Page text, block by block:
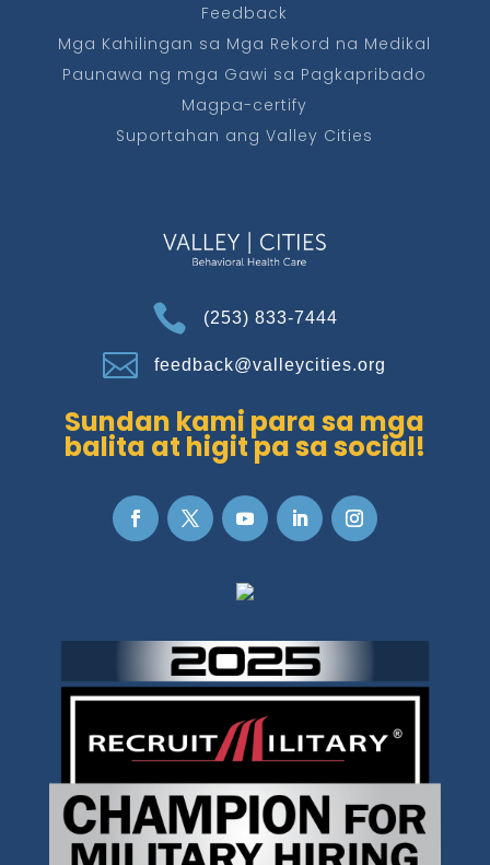
Feedback
Mga Kahilingan sa Mga Rekord na Medikal
Paunawa ng mga Gawi sa Pagkapribado
Magpa-certify
Suportahan ang Valley Cities
 (253) 833-7444
 feedback@valleycities.org
Sundan kami para sa mga
balita at higit pa sa social!